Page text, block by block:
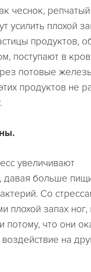
чеснок,
усилить плохой
продуктов,
поступают в
потовые
продуктов не
увеличивают
давая больше
Со
плохой запах
потому, что они
на